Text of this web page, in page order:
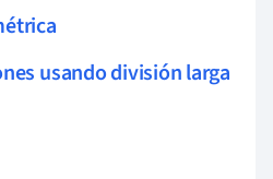
usando división larga